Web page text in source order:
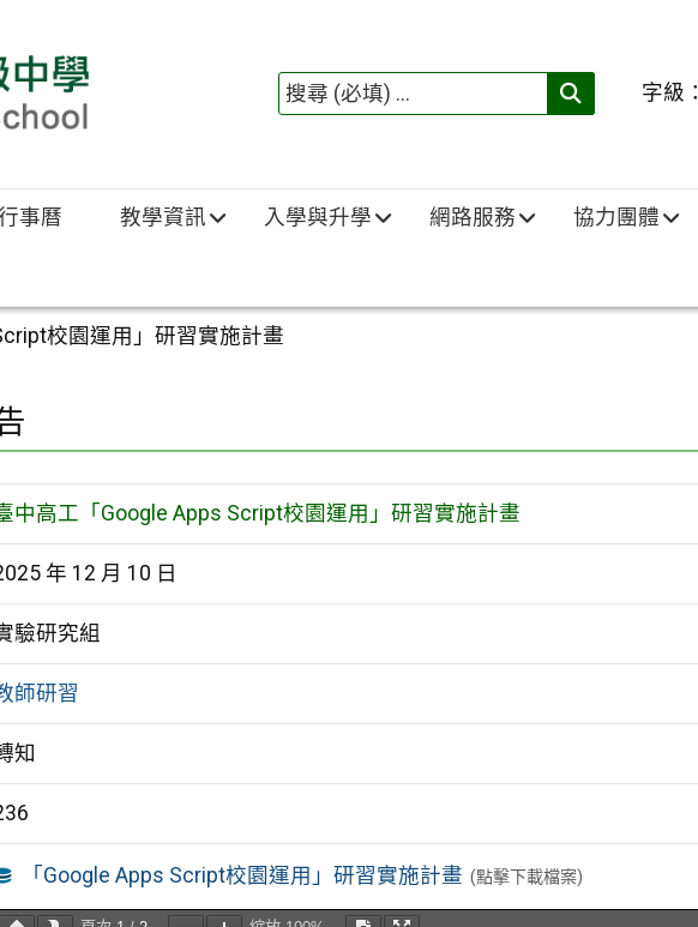
搜
填)：
字級：
事曆 教學資訊 入學與升學 網路服務 協力團體
校園運用」研習實施計畫
中高工「Google Apps Script校園運用」研習實施計畫
年 12 月 10 日
驗研究組
師研習
知
「Google Apps Script校園運用」研習實施計畫 (點擊下載檔案)